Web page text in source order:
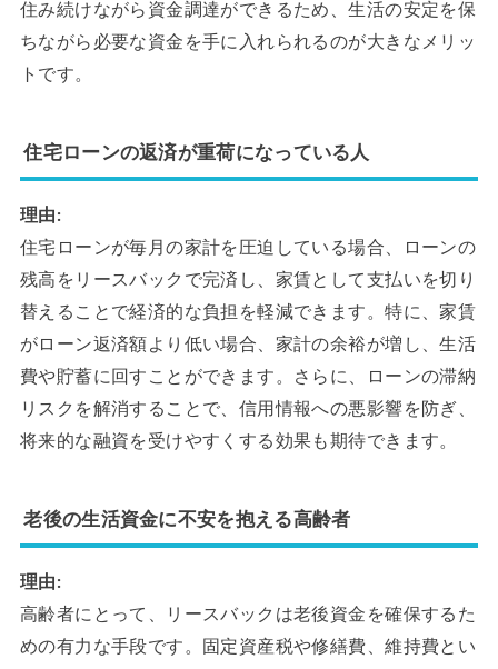
住み続けながら資金調達ができるため、生活の安定を保
ちながら必要な資金を手に入れられるのが大きなメリッ
トです。
住宅ローンの返済が重荷になっている人
理由:
住宅ローンが毎月の家計を圧迫している場合、ローンの
残高をリースバックで完済し、家賃として支払いを切り
替えることで経済的な負担を軽減できます。特に、家賃
がローン返済額より低い場合、家計の余裕が増し、生活
費や貯蓄に回すことができます。さらに、ローンの滞納
リスクを解消することで、信用情報への悪影響を防ぎ、
将来的な融資を受けやすくする効果も期待できます。
老後の生活資金に不安を抱える高齢者
理由:
高齢者にとって、リースバックは老後資金を確保するた
めの有力な手段です。固定資産税や修繕費、維持費とい